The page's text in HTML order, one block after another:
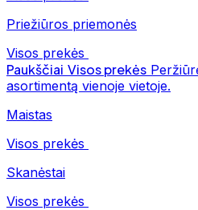
Priežiūros priemonės
Visos prekės
Paukščiai Visos prekės
asortimentą vienoje vietoje.
Maistas
Visos prekės
Skanėstai
Visos prekės